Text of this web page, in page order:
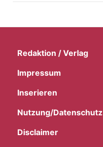
Redaktion / Verlag
Impressum
Inserieren
Nutzung/Datenschutz
Disclaimer